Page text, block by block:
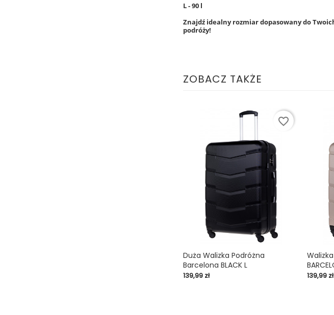
L - 90 l
Znajdź idealny rozmiar dopasowany do
podróży!
ZOBACZ TAKŻE
Duża Walizka Podróżna
Barcelona BLACK L
Cena
139,99 zł
shopping_cart
favorite_border
Cena
139,99 zł
shopping_cart